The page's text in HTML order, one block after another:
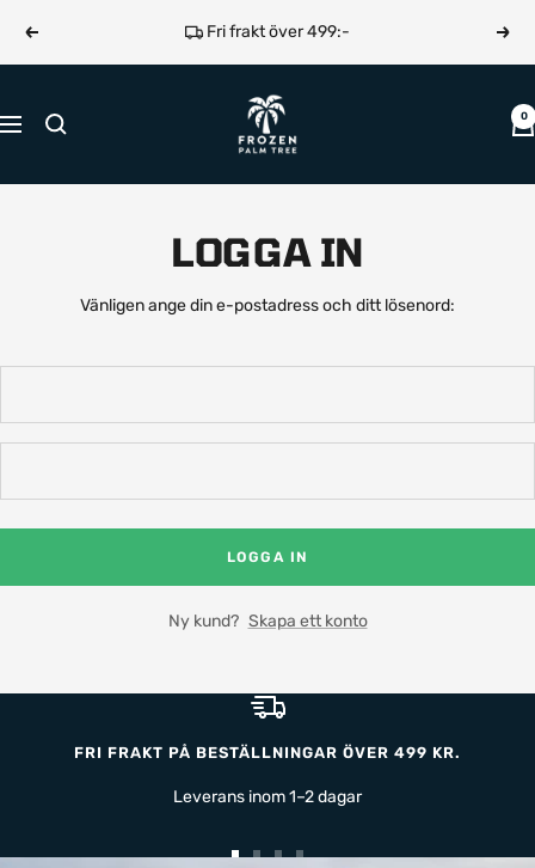
innehållet
Föregående Fri frakt över 499:-
Navigering
Frozen
Palm
Tree
0
LOGGA IN
Vänligen ange din e-postadress och ditt lösenord:
LOGGA IN
Ny kund? Skapa ett konto
FRI FRAKT PÅ BESTÄLLNINGAR ÖVER 499 KR.
Leverans inom 1–2 dagar